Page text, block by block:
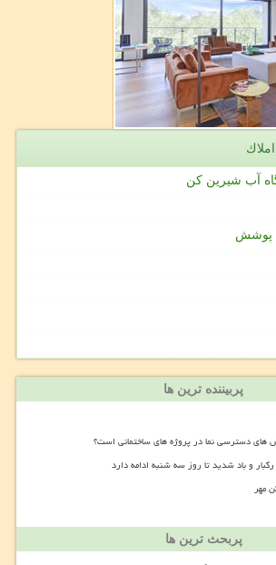
آب شیرین کن
پوشش
پربیننده ترین ها
های دسترسی نما در پروژه های ساختمانی است؟
مهر
پربحث ترین ها